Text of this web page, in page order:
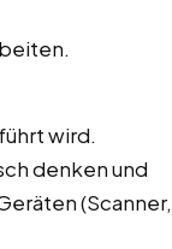
wird.
denken und
(Scanner,